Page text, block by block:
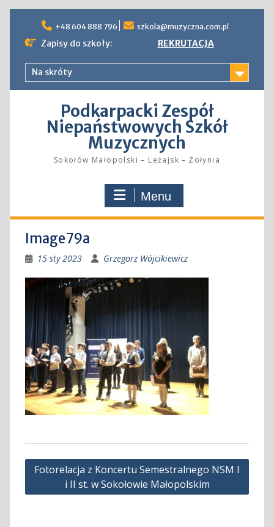
content
+48 604 888 796 szkola@muzyczna.com.pl
Zapisy do szkoły: REKRUTACJA
Na skróty
Podkarpacki Zespół
Niepaństwowych Szkół
Muzycznych
Sokołów Małopolski – Leżajsk – Żołynia
Menu
Image79a
15 sty 2023 Grzegorz Wójcikiewicz
Nawigacja
Fotorelacja z Koncertu Semestralnego NSM I
i II st. w Sokołowie Małopolskim